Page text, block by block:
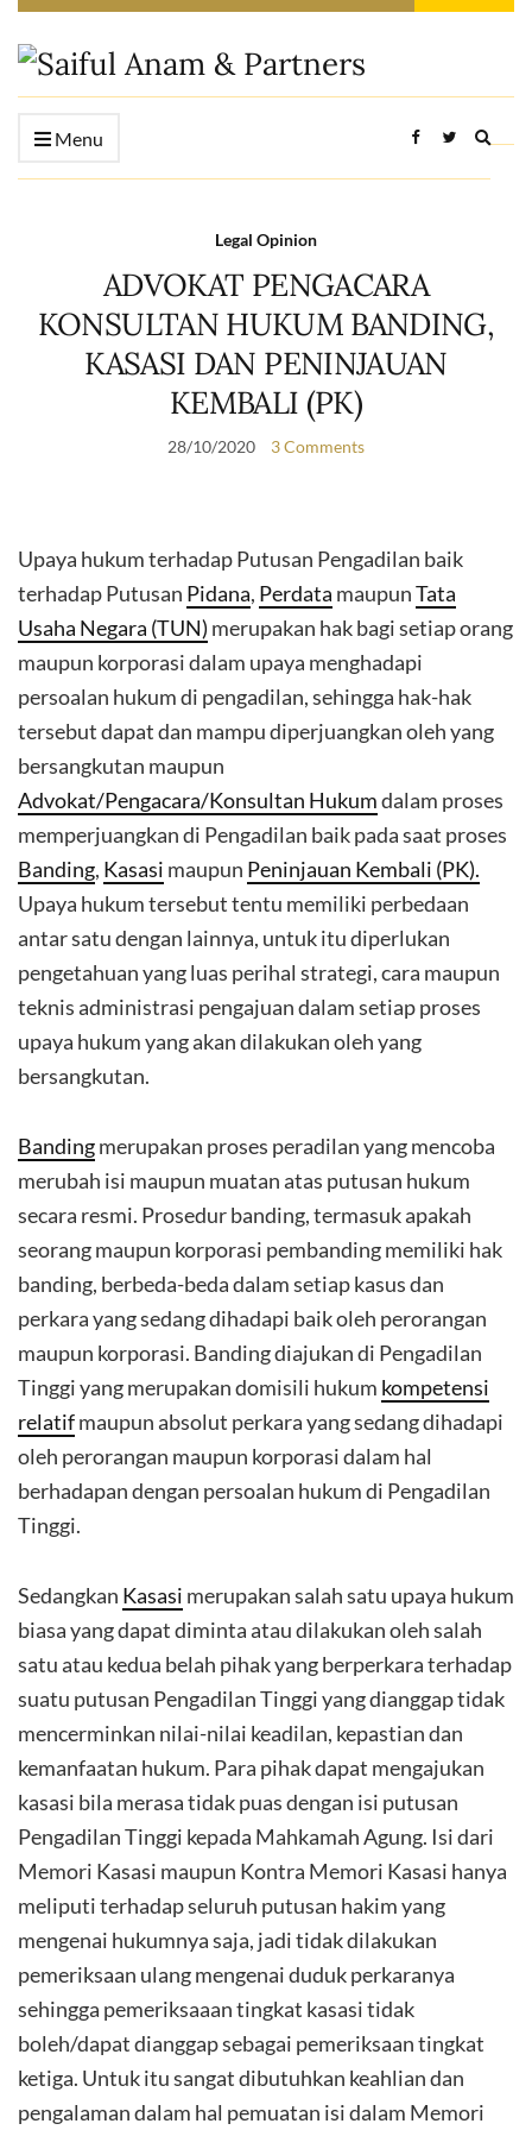
Menu
form
Legal Opinion
ADVOKAT PENGACARA
KONSULTAN HUKUM BANDING,
KASASI DAN PENINJAUAN
KEMBALI (PK)
28/10/2020 3 Comments
Upaya hukum terhadap Putusan Pengadilan baik
terhadap Putusan Pidana, Perdata maupunTata
Usaha Negara (TUN) merupakan hak bagi setiap orang
maupun korporasi dalam upaya menghadapi
persoalan hukum di pengadilan, sehingga hak-hak
tersebut dapat dan mampu diperjuangkan oleh yang
bersangkutan maupun
Advokat/Pengacara/Konsultan Hukumdalam proses
memperjuangkan di Pengadilan baik pada saat proses
Banding, Kasasi maupun Peninjauan Kembali (PK).
Upaya hukum tersebut tentu memiliki perbedaan
antar satu dengan lainnya, untuk itu diperlukan
pengetahuan yang luas perihal strategi, cara maupun
teknis administrasi pengajuan dalam setiap proses
upaya hukum yang akan dilakukan oleh yang
bersangkutan.
Bandingmerupakan proses peradilan yang mencoba
merubah isi maupun muatan atas putusan hukum
secara resmi. Prosedur banding, termasuk apakah
seorang maupun korporasi pembanding memiliki hak
banding, berbeda-beda dalam setiap kasus dan
perkara yang sedang dihadapi baik oleh perorangan
maupun korporasi. Banding diajukan di Pengadilan
Tinggi yang merupakan domisili hukum kompetensi
relatifmaupun absolut perkara yang sedang dihadapi
oleh perorangan maupun korporasi dalam hal
berhadapan dengan persoalan hukum di Pengadilan
Tinggi.
Sedangkan Kasasi merupakan salah satu upaya hukum
biasa yang dapat diminta atau dilakukan oleh salah
satu atau kedua belah pihak yang berperkara terhadap
suatu putusan Pengadilan Tinggi yang dianggap tidak
mencerminkan nilai-nilai keadilan, kepastian dan
kemanfaatan hukum. Para pihak dapat mengajukan
kasasi bila merasa tidak puas dengan isi putusan
Pengadilan Tinggi kepada Mahkamah Agung. Isi dari
Memori Kasasi maupun Kontra Memori Kasasi hanya
meliputi terhadap seluruh putusan hakim yang
mengenai hukumnya saja, jadi tidak dilakukan
pemeriksaan ulang mengenai duduk perkaranya
sehingga pemeriksaaan tingkat kasasi tidak
boleh/dapat dianggap sebagai pemeriksaan tingkat
ketiga. Untuk itu sangat dibutuhkan keahlian dan
pengalaman dalam hal pemuatan isi dalam Memori